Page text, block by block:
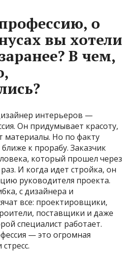
о
вы хотели
В чем,
интерьеров —
Он придумывает красоту,
материалы. Но по факту
к прорабу. Заказчик
который прошел через
И когда идет стройка, он
руководителя проекта.
с дизайнера и
все: проектировщики,
поставщики и даже
специалист работает.
— это огромная